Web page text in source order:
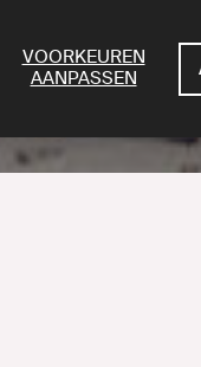
VOORKEUREN
AANPASSEN